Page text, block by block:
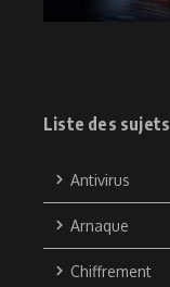
Liste des sujets
Antivirus
Arnaque
Chiffrement